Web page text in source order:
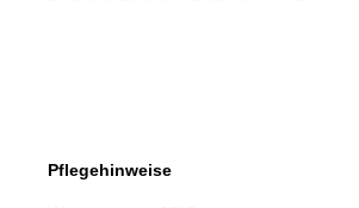
Pflegehinweise